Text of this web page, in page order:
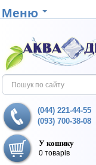
Меню
(044) 221-44-55
(093) 700-38-08
У кошику
0 товарів